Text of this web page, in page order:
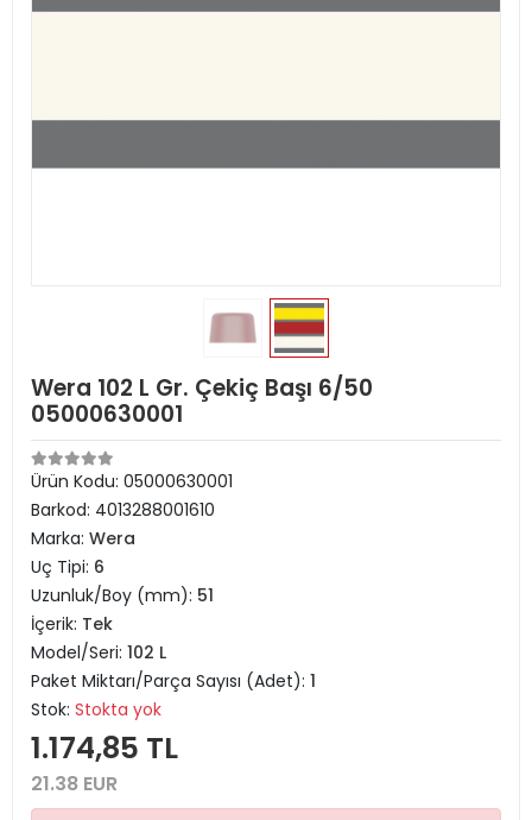
Wera 102 L Gr. Çekiç Başı 6/50
05000630001
Ürün Kodu: 05000630001
Barkod: 4013288001610
Marka: Wera
Uç Tipi: 6
Uzunluk/Boy (mm): 51
İçerik: Tek
Model/Seri: 102 L
Paket Miktarı/Parça Sayısı (Adet): 1
Stok: Stokta yok
1.174,85 TL
21.38 EUR